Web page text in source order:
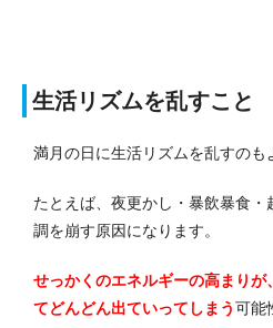
生活リズムを乱すこと
満月の日に生活リズムを乱すのも
たとえば、夜更かし・暴飲暴食
調を崩す原因になります。
せっかくのエネルギーの高まりが
てどんどん出ていってしまう可能